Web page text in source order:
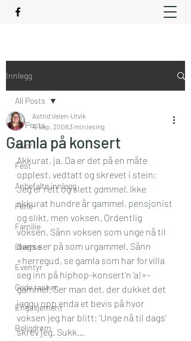
Innlegg
All Posts
Alvor
Fest
Anbefalte innlegg
Ferie
Familie
Diverse
Eventyr
Gode tanker
Engasjement
Boligdrøm
All Posts
Gamla på konsert
Astrid Valen-Utvik
4. sep. 20083 min lesing
Akkurat, ja. Da er det på en måte
opplest, vedtatt og skrevet i stein;
Jeg er rett og slett gammel. Ikke
akkurat hundre år gammel, pensjonist
og slikt, men voksen. Ordentlig
voksen. Sånn voksen som unge nå til
dags ser på som urgammel. Sånn
«herregud, se gamla som har forvilla
seg inn på hiphop-konsert’n ‘a!»-
gammel. Ser man det, der dukket det
jaggu opp enda et bevis på hvor
voksen jeg har blitt; ‘Unge nå til dags’
skrev jeg. Sukk…